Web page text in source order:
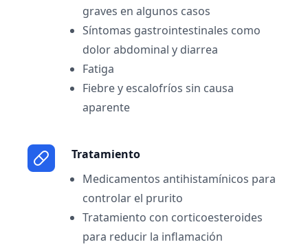
graves en algunos casos
Síntomas gastrointestinales como
dolor abdominal y diarrea
Fatiga
Fiebre y escalofríos sin causa
aparente
Tratamiento
Medicamentos antihistamínicos para
controlar el prurito
Tratamiento con corticoesteroides
para reducir la inflamación